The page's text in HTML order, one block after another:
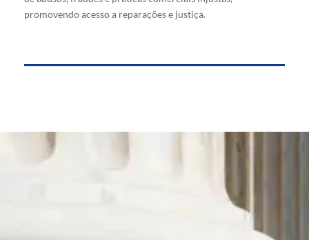
promovendo acesso a reparações e justiça.